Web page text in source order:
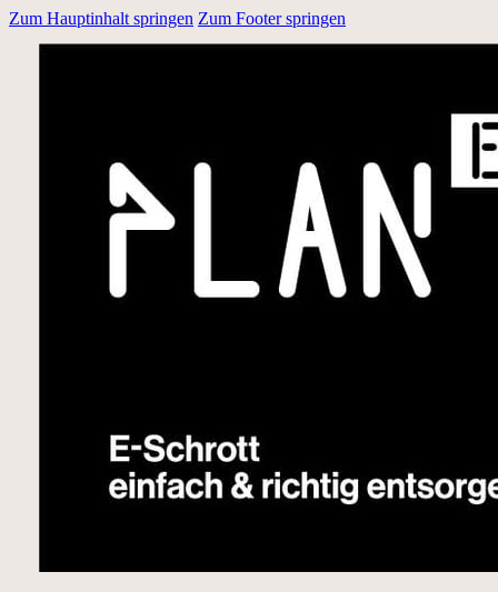
Zum Hauptinhalt springen Zum Footer springen